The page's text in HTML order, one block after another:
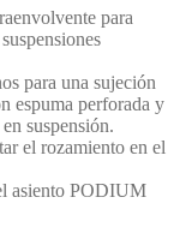
para
para una sujeción
espuma perforada y
suspensión.
el rozamiento en el
asiento PODIUM